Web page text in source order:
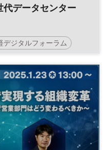
代データセンター
デジタルフォーラム